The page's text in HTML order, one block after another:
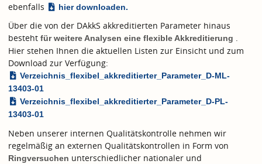
ebenfalls
hier downloaden.
Über die von der DAkkS akkreditierten Parameter hinaus
besteht für weitere Analysen eine flexible Akkreditierung .
Hier stehen Ihnen die aktuellen Listen zur Einsicht und zum
Download zur Verfügung:
Verzeichnis_flexibel_akkreditierter_Parameter_D-ML-
13403-01
Verzeichnis_flexibel_akkreditierter_Parameter_D-PL-
13403-01
Neben unserer internen Qualitätskontrolle nehmen wir
regelmäßig an externen Qualitätskontrollen in Form von
Ringversuchen unterschiedlicher nationaler und